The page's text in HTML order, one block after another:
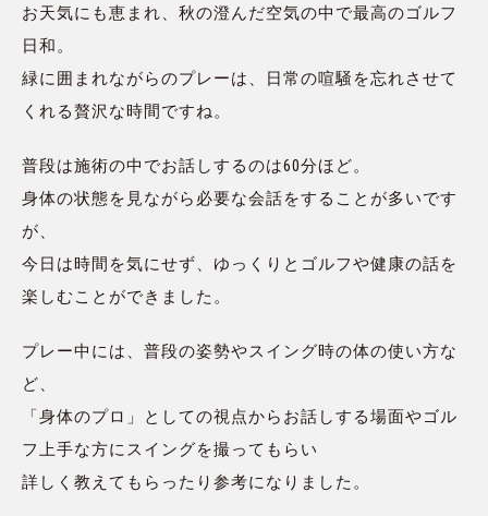
お天気にも恵まれ、秋の澄んだ空気の中で最高のゴルフ
日和。
緑に囲まれながらのプレーは、日常の喧騒を忘れさせて
くれる贅沢な時間ですね。
普段は施術の中でお話しするのは60分ほど。
身体の状態を見ながら必要な会話をすることが多いです
が、
今日は時間を気にせず、ゆっくりとゴルフや健康の話を
楽しむことができました。
プレー中には、普段の姿勢やスイング時の体の使い方な
ど、
「身体のプロ」としての視点からお話しする場面やゴル
フ上手な方にスイングを撮ってもらい
詳しく教えてもらったり参考になりました。